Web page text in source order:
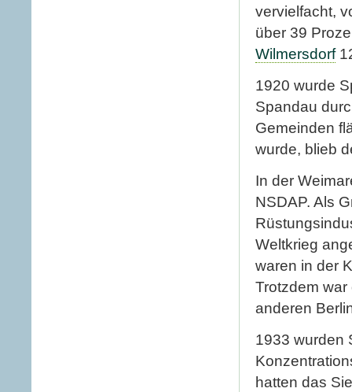
vervielfacht,
über 39
Wilmersdorf
1920 wurde
Spandau
Gemeinden
wurde, blieb
In der
NSDAP. Als
Weltkrieg
waren in der
Trotzdem
anderen
1933 wurden
hatten das